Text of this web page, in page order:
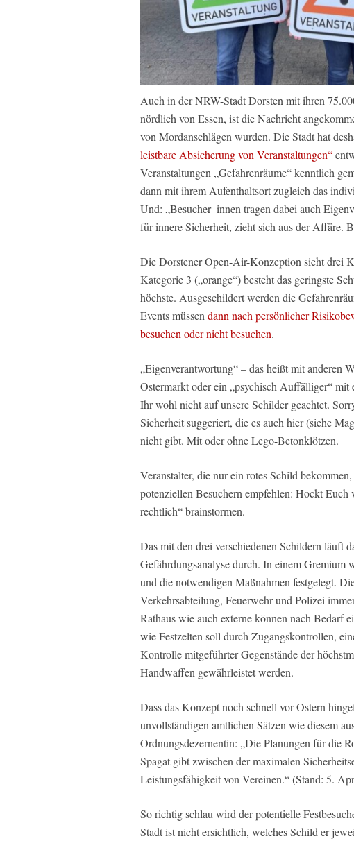
Auch in der NRW-Stadt Dorsten mit ihren
nördlich von Essen, ist die Nachricht
von Mordanschlägen wurden. Die Stadt hat
leistbare Absicherung von Veranstaltungen“
Veranstaltungen „Gefahrenräume“ kenntlich
dann mit ihrem Aufenthaltsort zugleich das
Und: „Besucher_innen tragen dabei auch
für innere Sicherheit, zieht sich aus der Affäre.
Die Dorstener Open-Air-Konzeption sieht drei
Kategorie 3 („orange“) besteht das geringste
höchste. Ausgeschildert werden die
Events müssendann nach persönlicher
besuchen oder nicht besuchen.
„Eigenverantwortung“ – das heißt mit anderen
Ostermarkt oder ein „psychisch Auffälliger“ mit
Ihr wohl nicht auf unsere Schilder geachtet.
Sicherheit suggeriert, die es auch hier (siehe
nicht gibt. Mit oder ohne Lego-Betonklötzen.
Veranstalter, die nur ein rotes Schild
potenziellen Besuchern empfehlen: Hockt
rechtlich“ brainstormen.
Das mit den drei verschiedenen Schildern läuft
Gefährdungsanalyse durch. In einem Gremium
und die notwendigen Maßnahmen festgelegt.
Verkehrsabteilung, Feuerwehr und Polizei
Rathaus wie auch externe können nach Bedarf
wie Festzelten soll durch Zugangskontrollen,
Kontrolle mitgeführter Gegenstände der
Handwaffen gewährleistet werden.
Dass das Konzept noch schnell vor Ostern
unvollständigen amtlichen Sätzen wie diesem
Ordnungsdezernentin: „Die Planungen für die
Spagat gibt zwischen der maximalen
Leistungsfähigkeit von Vereinen.“ (Stand: 5.
So richtig schlau wird der potentielle
Stadt ist nicht ersichtlich, welches Schild er